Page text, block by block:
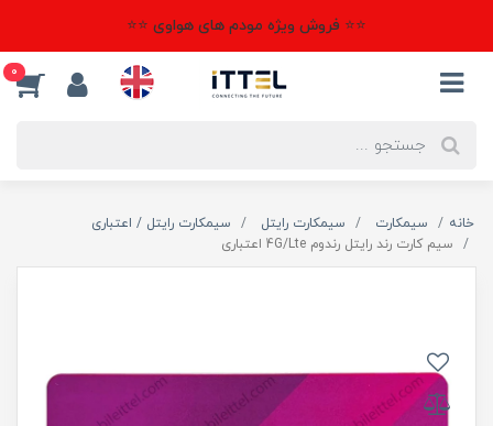
⭐⭐ فروش ویژه مودم های هواوی ⭐⭐
0
خانه سیمکارت سیمکارت رایتل
سیمکارت رایتل / اعتباری
سیم کارت رند رایتل رندوم 4G/Lte اعتباری